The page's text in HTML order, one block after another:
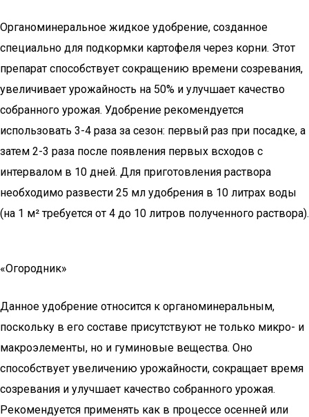
Органоминеральное жидкое удобрение, созданное
специально для подкормки картофеля через корни. Этот
препарат способствует сокращению времени созревания,
увеличивает урожайность на 50% и улучшает качество
собранного урожая. Удобрение рекомендуется
использовать 3-4 раза за сезон: первый раз при посадке, а
затем 2-3 раза после появления первых всходов с
интервалом в 10 дней. Для приготовления раствора
необходимо развести 25 мл удобрения в 10 литрах воды
(на 1 м² требуется от 4 до 10 литров полученного раствора).
«Огородник»
Данное удобрение относится к органоминеральным,
поскольку в его составе присутствуют не только микро- и
макроэлементы, но и гуминовые вещества. Оно
способствует увеличению урожайности, сокращает время
созревания и улучшает качество собранного урожая.
Рекомендуется применять как в процессе осенней или